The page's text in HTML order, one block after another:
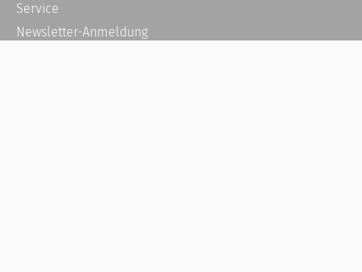
Service
Newsletter-Anmeldung